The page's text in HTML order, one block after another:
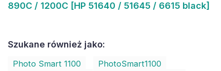
890C / 1200C [HP 51640 / 51645 / 6615 black]
Szukane również jako:
Photo Smart 1100
PhotoSmart1100